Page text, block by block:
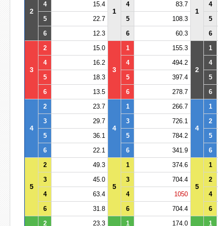
2 1 1
4
15.4 4 83.7
4
5
22.7 5 108.3
5
6
12.3 6 60.3 6
3
2 15.0
3
1 155.3
2
1
4
16.2 4 494.2
4
5
18.3 5 397.4
5
6
13.5 6 278.7 6
4
2 23.7
4
1 266.7
4
1
3
29.7 3 726.1
2
5
36.1 5 784.2
5
6
22.1 6 341.9 6
5
2 49.3
5
1 374.6
5
1
3
45.0 3 704.4
2
4
63.4 4 1050
4
6
31.8 6 704.4 6
2 23.3 1 174.0
1